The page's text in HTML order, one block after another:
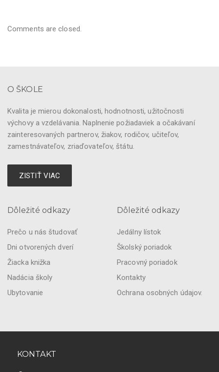
Comments are closed.
O ŠKOLE
Kvalita je mierou dokonalosti, hodnotnosti, užitočnosti
výchovy a vzdelávania. Naplnenie požiadaviek a očakávaní
zainteresovaných partnerov, žiakov, rodičov, učiteľov,
zamestnávateľov, zriaďovateľov, štátu.
ZISTIŤ VIAC
Dôležité odkazy
Prečo u nás študovať
Dni otvorených dverí
Žiacka knižka
Nadácia školy
Ubytovanie
Dôležité odkazy
Jedálny lístok
Školský poriadok
Pracovný poriadok
Kontakty
Ochrana osobných údajov.
KONTAKT